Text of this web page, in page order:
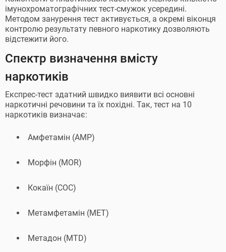
імунохроматографічних тест-смужок усередині.
Методом занурення тест активується, а окремі віконця
контролю результату певного наркотику дозволяють
відстежити його.
Спектр визначення вмісту
наркотиків
Експрес-тест здатний швидко виявити всі основні
наркотичні речовини та їх похідні. Так, тест на 10
наркотиків визначає:
Амфетамін (AMP)
Морфін (MOR)
Кокаїн (COC)
Метамфетамін (MET)
Метадон (MTD)